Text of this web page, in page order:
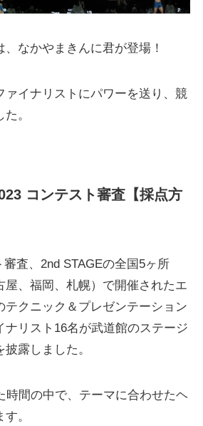
なかやまきんに君が登場！
ァイナリストにパワーを送り、競
。
コンテスト審査【採点方
査、2nd STAGEの全国5ヶ所
屋、福岡、札幌）で開催されたエ
テクニック＆プレゼンテーション
ナリスト16名が武道館のステージ
露しました。
時間の中で、テーマに合わせたヘ
。